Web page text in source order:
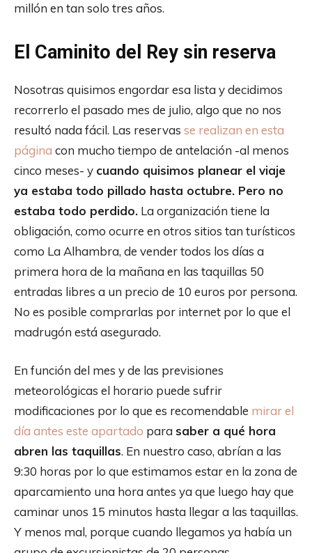
millón en tan solo tres años.
El Caminito del Rey sin reserva
Nosotras quisimos engordar esa lista y decidimos
recorrerlo el pasado mes de julio, algo que no nos
resultó nada fácil. Las reservas se realizan en esta
página con mucho tiempo de antelación -al menos
cinco meses- y cuando quisimos planear el viaje
ya estaba todo pillado hasta octubre. Pero no
estaba todo perdido. La organización tiene la
obligación, como ocurre en otros sitios tan turísticos
como La Alhambra, de vender todos los días a
primera hora de la mañana en las taquillas 50
entradas libres a un precio de 10 euros por persona.
No es posible comprarlas por internet por lo que el
madrugón está asegurado.
En función del mes y de las previsiones
meteorológicas el horario puede sufrir
modificaciones por lo que es recomendable mirar el
día antes este apartado para saber a qué hora
abren las taquillas. En nuestro caso, abrían a las
9:30 horas por lo que estimamos estar en la zona de
aparcamiento una hora antes ya que luego hay que
caminar unos 15 minutos hasta llegar a las taquillas.
Y menos mal, porque cuando llegamos ya había un